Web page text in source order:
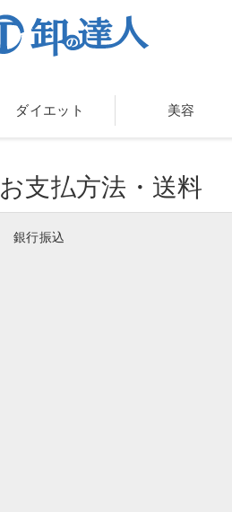
ダイエット 美容
お支払方法・送料
銀行振込